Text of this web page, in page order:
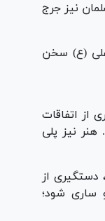
نیز جرج
(ع) سخن
از اتفاقات
نیز پلی
دستگیری از
ساری شود؛